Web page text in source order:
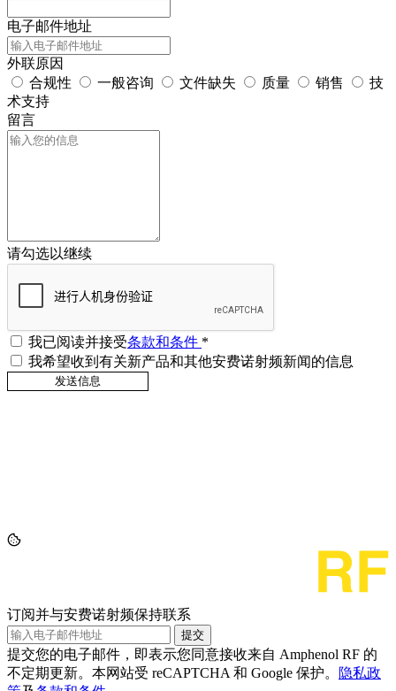
电子邮件地址
外联原因
合规性
一般咨询 文件缺失 质量 销售
技
术支持
留言
请勾选以继续
我已阅读并接受条款和条件 *
我希望收到有关新产品和其他安费诺射频新闻的信息
订阅并与安费诺射频保持联系
提交
提交您的电子邮件，即表示您同意接收来自 Amphenol RF 的
不定期更新。本网站受 reCAPTCHA 和 Google 保护。
隐私政